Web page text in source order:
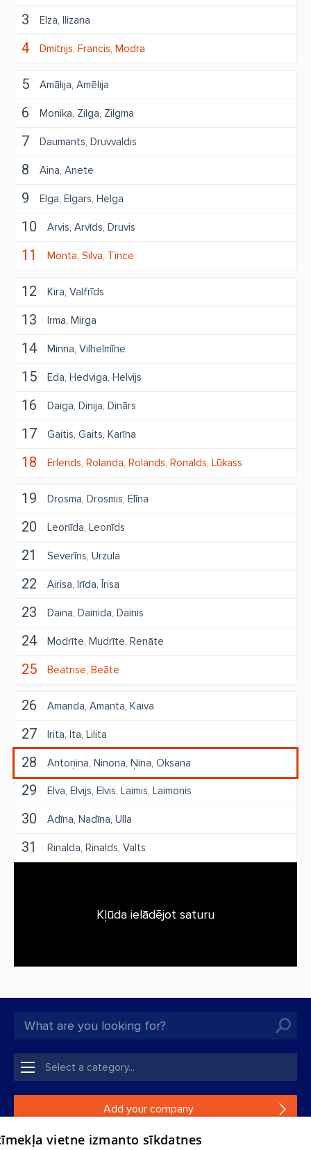
3 Elza Ilizana
4 Dmitrijs Francis Modra
5 Amālija Amēlija
6 Monika Zilga Zilgma
7 Daumants Druvvaldis
8 Aina Anete
9 Elga Elgars Helga
10 Arvis Arvīds Druvis
11 Monta Silva Tince
12 Kira Valfrīds
13 Irma Mirga
14 Minna Vilhelmīne
15 Eda Hedviga Helvijs
16 Daiga Dinija Dinārs
17 Gaitis Gaits Karīna
18 Erlends Rolanda Rolands Ronalds Lūkass
19 Drosma Drosmis Elīna
20 Leonīda Leonīds
21 Severīns Urzula
22 Airisa Irīda Īrisa
23 Daina Dainida Dainis
24 Modrīte Mudrīte Renāte
25 Beatrise Beāte
26 Amanda Amanta Kaiva
27 Irita Ita Lilita
28 Antoņina Ninona Ņina Oksana
29 Elva Elvijs Elvis Laimis Laimonis
30 Adīna Nadīna Ulla
31 Rinalda Rinalds Valts
Kļūda ielādējot saturu
Add your company
If your company is not in our database, please fill in a
vietne izmanto sīkdatnes